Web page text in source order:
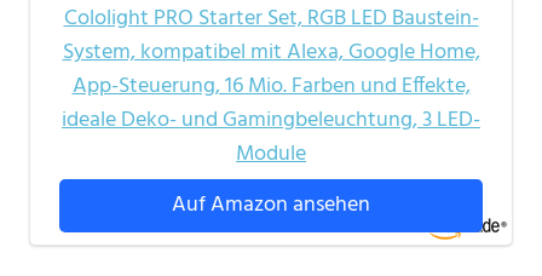
Cololight PRO Starter Set, RGB LED Baustein-
System, kompatibel mit Alexa, Google Home,
App-Steuerung, 16 Mio. Farben und Effekte,
ideale Deko- und Gamingbeleuchtung, 3 LED-
Module
Auf Amazon ansehen